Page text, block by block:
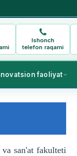
Ishonch
telefon raqami
faoliyat
san'at fakulteti